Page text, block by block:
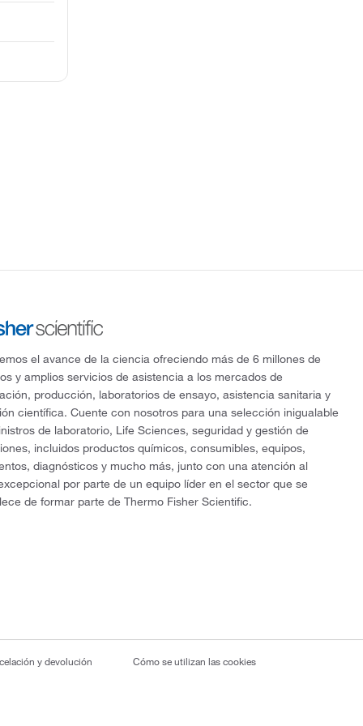
el avance de la ciencia ofreciendo más de 6 millones de
y amplios servicios de asistencia a los mercados de
producción, laboratorios de ensayo, asistencia sanitaria y
científica. Cuente con nosotros para una selección inigualable
de laboratorio, Life Sciences, seguridad y gestión de
incluidos productos químicos, consumibles, equipos,
diagnósticos y mucho más, junto con una atención al
por parte de un equipo líder en el sector que se
de formar parte de Thermo Fisher Scientific.
y devolución Cómo se utilizan las cookies